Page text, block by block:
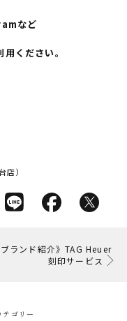
など
ください。
店）
ブランド紹介》TAG Heuer
刻印サービス
テゴリー